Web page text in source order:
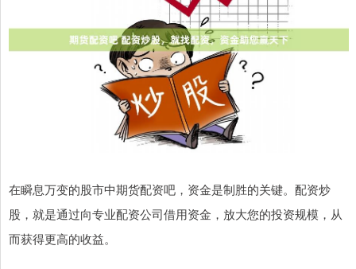
在瞬息万变的股市中期货配资吧，资金是制胜的关键。配资炒
股，就是通过向专业配资公司借用资金，放大您的投资规模，从
而获得更高的收益。